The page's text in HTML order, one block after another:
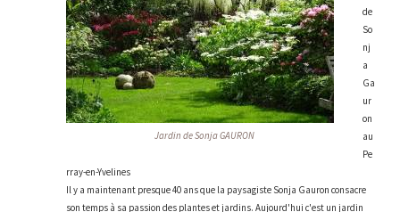
Jardin de Sonja GAURON
de
So
nj
a
Ga
ur
on
au
Pe
rray-en-Yvelines
Il y a maintenant presque 40 ans que la paysagiste Sonja Gauron consacre
son temps à sa passion des plantes et jardins. Aujourd'hui c'est un jardin